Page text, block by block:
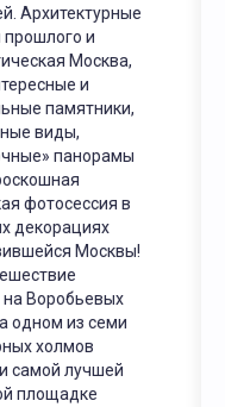
Архитектурные
и
Москва,
и
памятники,
виды,
панорамы
фотосессия в
декорациях
Москвы!
на Воробьевых
одном из семи
холмов
самой лучшей
площадке